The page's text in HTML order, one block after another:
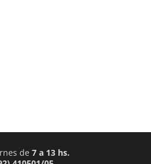
de 7 a 13 hs.